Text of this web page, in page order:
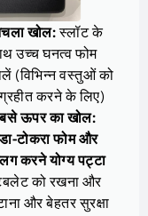
खोल:स्लॉट के
उच्च घनत्व फोम
(विभिन्न वस्तुओं को
करने के लिए)
ऊपर का खोल:
टोकरा फोम और
करने योग्य पट्टा
को रखना और
और बेहतर सुरक्षा